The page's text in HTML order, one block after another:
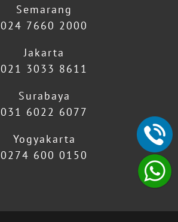
Semarang
024 7660 2000
Jakarta
021 3033 8611
Surabaya
031 6022 6077
Yogyakarta
0274 600 0150